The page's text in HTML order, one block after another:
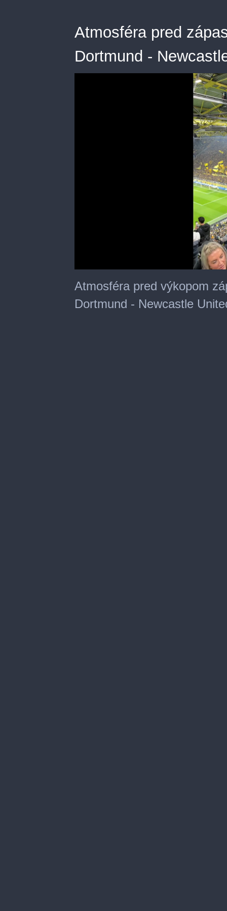
Atmosféra pred
Dortmund -
seconds
of
seconds
Atmosféra pred výkopom
Dortmund - Newcastle